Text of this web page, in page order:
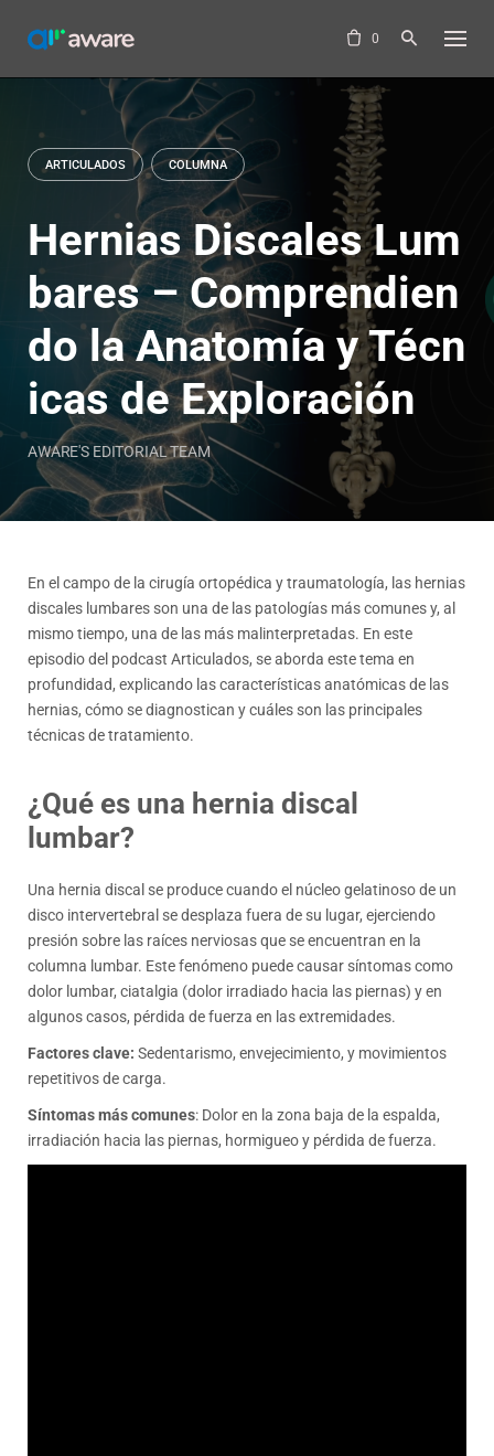
content
0
ARTICULADOS COLUMNA
Hernias Discales Lum
bares – Comprendien
do la Anatomía y Técn
icas de Exploración
AWARE'S EDITORIAL TEAM
En el campo de la cirugía ortopédica y traumatología, las hernias
discales lumbares son una de las patologías más comunes y, al
mismo tiempo, una de las más malinterpretadas. En este
episodio del podcast Articulados, se aborda este tema en
profundidad, explicando las características anatómicas de las
hernias, cómo se diagnostican y cuáles son las principales
técnicas de tratamiento.
¿Qué es una hernia discal
lumbar?
Una hernia discal se produce cuando el núcleo gelatinoso de un
disco intervertebral se desplaza fuera de su lugar, ejerciendo
presión sobre las raíces nerviosas que se encuentran en la
columna lumbar. Este fenómeno puede causar síntomas como
dolor lumbar, ciatalgia (dolor irradiado hacia las piernas) y en
algunos casos, pérdida de fuerza en las extremidades.
Factores clave: Sedentarismo, envejecimiento, y movimientos
repetitivos de carga.
Síntomas más comunes: Dolor en la zona baja de la espalda,
irradiación hacia las piernas, hormigueo y pérdida de fuerza.